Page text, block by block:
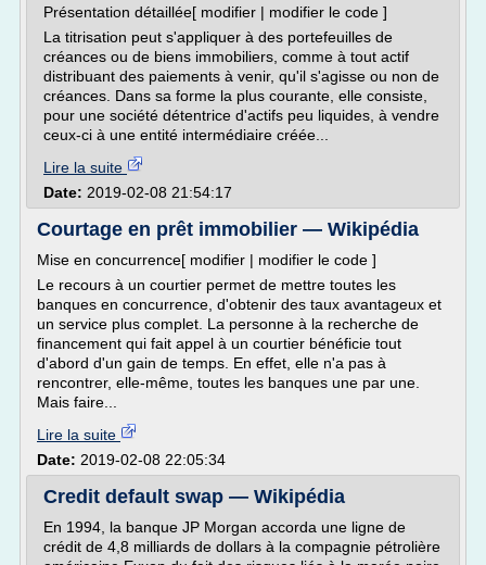
Présentation détaillée[ modifier | modifier le code ]
La titrisation peut s'appliquer à des portefeuilles de
créances ou de biens immobiliers, comme à tout actif
distribuant des paiements à venir, qu'il s'agisse ou non de
créances. Dans sa forme la plus courante, elle consiste,
pour une société détentrice d'actifs peu liquides, à vendre
ceux-ci à une entité intermédiaire créée...
Lire la suite
Date: 2019-02-08 21:54:17
Courtage en prêt immobilier — Wikipédia
Mise en concurrence[ modifier | modifier le code ]
Le recours à un courtier permet de mettre toutes les
banques en concurrence, d'obtenir des taux avantageux et
un service plus complet. La personne à la recherche de
financement qui fait appel à un courtier bénéficie tout
d'abord d'un gain de temps. En effet, elle n'a pas à
rencontrer, elle-même, toutes les banques une par une.
Mais faire...
Lire la suite
Date: 2019-02-08 22:05:34
Credit default swap — Wikipédia
En 1994, la banque JP Morgan accorda une ligne de
crédit de 4,8 milliards de dollars à la compagnie pétrolière